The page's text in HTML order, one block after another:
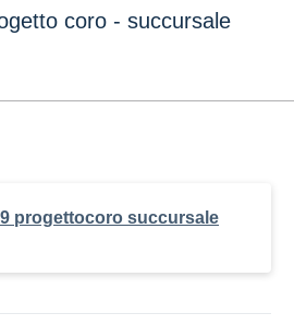
coro - succursale
progettocoro succursale